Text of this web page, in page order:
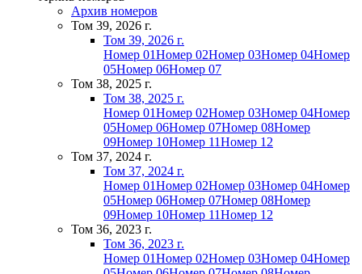
Архив номеров
Том 39, 2026 г.
Том 39, 2026 г.
Номер 01Номер 02Номер 03Номер 04Номер
05Номер 06Номер 07
Том 38, 2025 г.
Том 38, 2025 г.
Номер 01Номер 02Номер 03Номер 04Номер
05Номер 06Номер 07Номер 08Номер
09Номер 10Номер 11Номер 12
Том 37, 2024 г.
Том 37, 2024 г.
Номер 01Номер 02Номер 03Номер 04Номер
05Номер 06Номер 07Номер 08Номер
09Номер 10Номер 11Номер 12
Том 36, 2023 г.
Том 36, 2023 г.
Номер 01Номер 02Номер 03Номер 04Номер